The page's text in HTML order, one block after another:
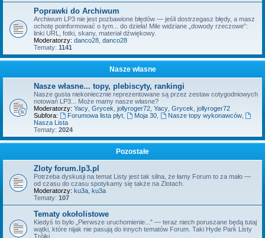
Poprawki do Archiwum
Archiwum LP3 nie jest pozbawione błędów — jeśli dostrzegasz błędy, a masz
ochotę poinformować o tym... do dzieła! Mile widziane „dowody rzeczowe”:
linki URL, fotki, skany, materiał dźwiękowy.
Moderatorzy: danco28 danco28
Tematy: 1141
Nasze własne
Nasze własne... topy, plebiscyty, rankingi
Nasze gusta niekoniecznie reprezentowane są przez zestaw cotygodniowych
notowań LP3... Może mamy nasze własne?
Moderatorzy: Yacy Grycek jollyroger72 Yacy Grycek jollyroger72
Subfora:
Forumowa lista płyt, Moja 30, Nasze topy wykonawców,
Nasza Lista
Tematy: 2024
Pozostałe
Zloty forum.lp3.pl
Potrzeba dyskusji na temat Listy jest tak silna, że łamy Forum to za mało —
od czasu do czasu spotykamy się także na Zlotach.
Moderatorzy: ku3a ku3a
Tematy: 107
Tematy okołolistowe
Kiedyś to było „Pierwsze uruchomienie...” — teraz niech poruszane będą tutaj
wątki, które nijak nie pasują do innych tematów Forum. Taki Hyde Park Listy
Trójki